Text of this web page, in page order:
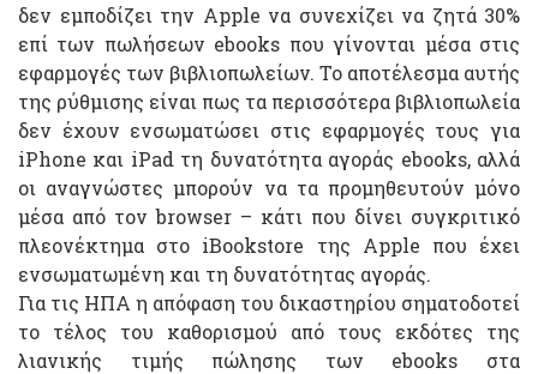
δεν εμποδίζει την Apple να συνεχίζει να ζητά 30%
επί των πωλήσεων ebooks που γίνονται μέσα στις
εφαρμογές των βιβλιοπωλείων. Το αποτέλεσμα αυτής
της ρύθμισης είναι πως τα περισσότερα βιβλιοπωλεία
δεν έχουν ενσωματώσει στις εφαρμογές τους για
iPhone και iPad τη δυνατότητα αγοράς ebooks, αλλά
οι αναγνώστες μπορούν να τα προμηθευτούν μόνο
μέσα από τον browser – κάτι που δίνει συγκριτικό
πλεονέκτημα στο iBookstore της Apple που έχει
ενσωματωμένη και τη δυνατότητας αγοράς.
Για τις ΗΠΑ η απόφαση του δικαστηρίου σηματοδοτεί
το τέλος του καθορισμού από τους εκδότες της
λιανικής τιμής πώλησης των ebooks στα